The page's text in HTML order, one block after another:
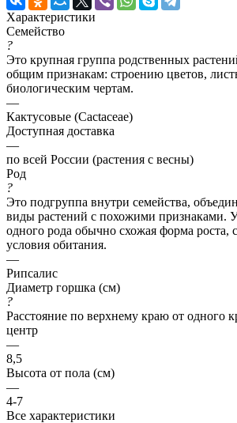
Характеристики
Семейство
?
Это крупная группа родственных
общим признакам: строению цветов,
биологическим чертам.
—
Кактусовые (Cactaceae)
Доступная доставка
—
по всей России (растения с весны)
Род
?
Это подгруппа внутри семейства,
виды растений с похожими признаками.
одного рода обычно схожая форма роста,
условия обитания.
—
Рипсалис
Диаметр горшка (см)
?
Расстояние по верхнему краю от одного
центр
—
8,5
Высота от пола (см)
—
4-7
Все характеристики